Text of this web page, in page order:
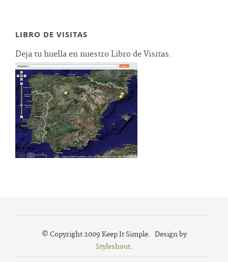
LIBRO DE VISITAS
Deja tu huella en nuestro Libro de Visitas.
© Copyright 2009 Keep It Simple. Design by
Styleshout.